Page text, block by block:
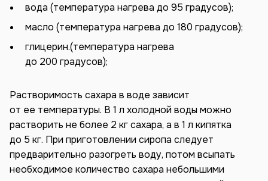
вода (температура нагрева до 95 градусов);
масло (температура нагрева до 180 градусов);
глицерин.(температура нагрева
до 200 градусов);
Растворимость сахара в воде зависит
от ее температуры. В 1 л холодной воды можно
растворить не более 2 кг сахара, а в 1 л кипятка
до 5 кг. При приготовлении сиропа следует
предварительно разогреть воду, потом всыпать
необходимое количество сахара небольшими